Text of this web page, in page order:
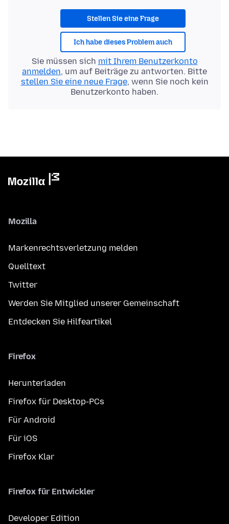
Stellen Sie eine Frage
Ich habe dieses Problem auch
Sie müssen sich mit Ihrem Benutzerkonto
anmelden, um auf Beiträge zu antworten. Bitte
stellen Sie eine neue Frage, wenn Sie noch kein
Benutzerkonto haben.
Mozilla
Markenrechtsverletzung melden
Quelltext
Twitter
Werden Sie Mitglied unserer Gemeinschaft
Entdecken Sie Hilfeartikel
Firefox
Herunterladen
Firefox für Desktop-PCs
Für Android
Für iOS
Firefox Klar
Firefox für Entwickler
Developer Edition